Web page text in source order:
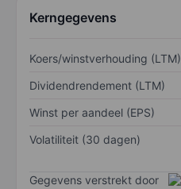
Kerngegevens
Koers/winstverhouding (LTM)
Dividendrendement (LTM)
Winst per aandeel (EPS)
Volatiliteit (30 dagen)
Gegevens verstrekt door